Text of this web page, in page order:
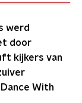
werd
door
kijkers van
With